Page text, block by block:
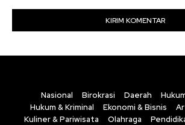
Nasional Birokrasi Daerah
Hukum & Kriminal
Ekonomi & Bisnis
Kuliner & Pariwisata
Olahraga